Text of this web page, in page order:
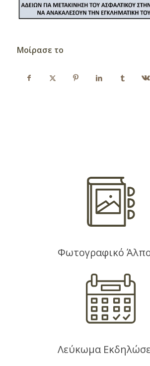
Μοίρασε το
Φωτογραφικό
Λεύκωμα